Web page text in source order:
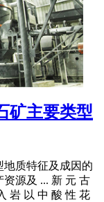
矿主要类型
地质特征及成因的
源及 ... 新 元 古
岩 以 中 酸 性 花